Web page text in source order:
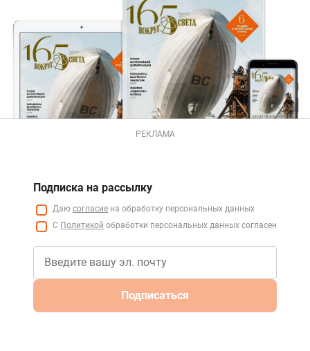
РЕКЛАМА
Подписка на рассылку
Даю согласие на обработку персональных данных
С Политикой обработки персональных данных согласен
Подписаться